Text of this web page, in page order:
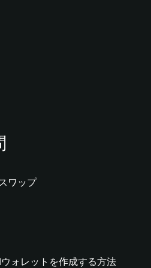
ワップ
ォレットを作成する方法